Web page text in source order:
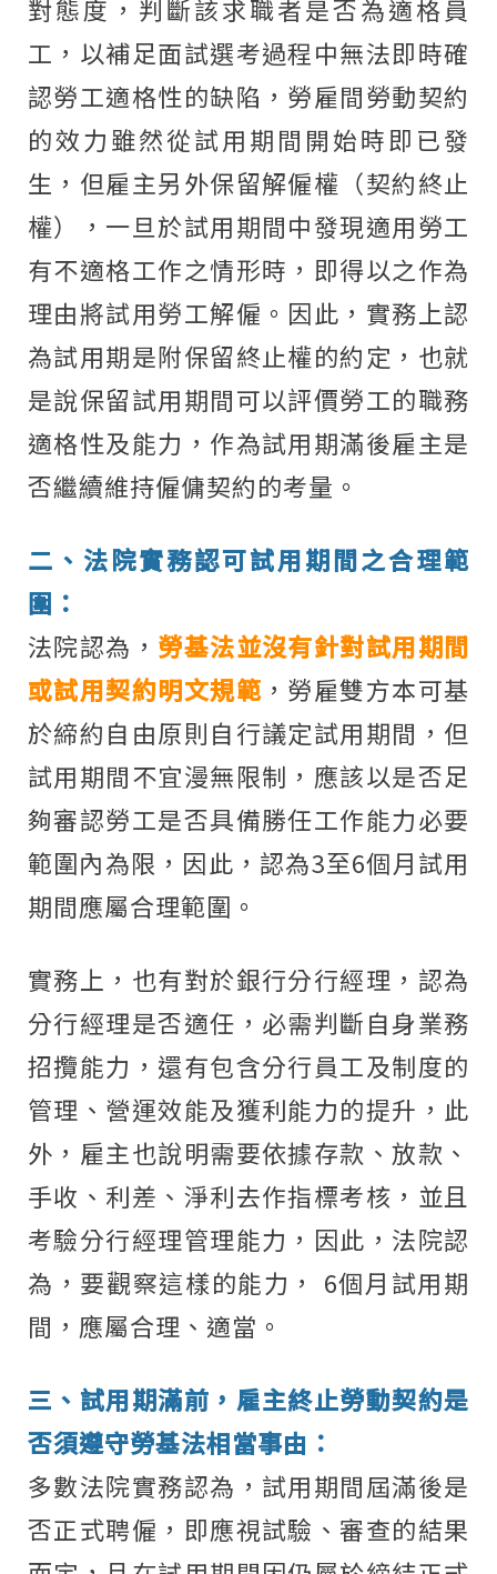
對態度，判斷該求職者是否為適格員
工，以補足面試選考過程中無法即時確
認勞工適格性的缺陷，勞雇間勞動契約
的效力雖然從試用期間開始時即已發
生，但雇主另外保留解僱權（契約終止
權），一旦於試用期間中發現適用勞工
有不適格工作之情形時，即得以之作為
理由將試用勞工解僱。因此，實務上認
為試用期是附保留終止權的約定，也就
是說保留試用期間可以評價勞工的職務
適格性及能力，作為試用期滿後雇主是
否繼續維持僱傭契約的考量。
二、法院實務認可試用期間之合理範
圍：
法院認為， 勞基法並沒有針對試用期間
或試用契約明文規範，勞雇雙方本可基
於締約自由原則自行議定試用期間，但
試用期間不宜漫無限制，應該以是否足
夠審認勞工是否具備勝任工作能力必要
範圍內為限，因此，認為3至6個月試用
期間應屬合理範圍。
實務上，也有對於銀行分行經理，認為
分行經理是否適任，必需判斷自身業務
招攬能力，還有包含分行員工及制度的
管理、營運效能及獲利能力的提升，此
外，雇主也說明需要依據存款、放款、
手收、利差、淨利去作指標考核，並且
考驗分行經理管理能力，因此，法院認
為，要觀察這樣的能力， 6個月試用期
間，應屬合理、適當。
三、試用期滿前，雇主終止勞動契約是
否須遵守勞基法相當事由：
多數法院實務認為，試用期間屆滿後是
否正式聘僱，即應視試驗、審查的結果